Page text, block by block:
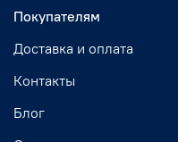
Покупателям
Доставка и оплата
Контакты
Блог